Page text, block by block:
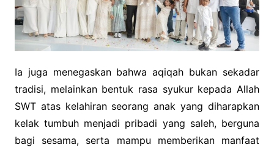
Ia juga menegaskan bahwa aqiqah bukan sekadar
tradisi, melainkan bentuk rasa syukur kepada Allah
SWT atas kelahiran seorang anak yang diharapkan
kelak tumbuh menjadi pribadi yang saleh, berguna
bagi sesama, serta mampu memberikan manfaat